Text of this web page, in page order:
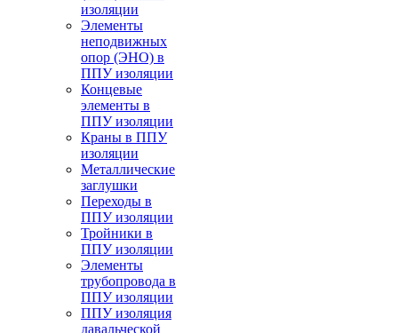
изоляции
Элементы
неподвижных
опор (ЭНО) в
ППУ изоляции
Концевые
элементы в
ППУ изоляции
Краны в ППУ
изоляции
Металлические
заглушки
Переходы в
ППУ изоляции
Тройники в
ППУ изоляции
Элементы
трубопровода в
ППУ изоляции
ППУ изоляция
давальческой